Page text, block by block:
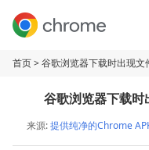
首页> 谷歌浏览器下载时出现
谷歌浏览器下载
来源:提供纯净的Chrome